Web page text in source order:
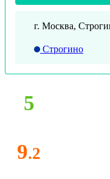
г. Москва,
Строгино
5
9.2